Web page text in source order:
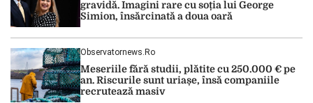
gravidă. Imagini rare cu soția lui George
Simion, însărcinată a doua oară
Observatornews.ro
Meseriile fără studii, plătite cu 250.000 € pe
an. Riscurile sunt uriașe, însă companiile
recrutează masiv